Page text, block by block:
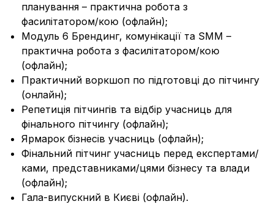
планування – практична робота з
фасилітатором/кою (офлайн);
Модуль 6 Брендинг, комунікації та SMM –
практична робота з фасилітатором/кою
(офлайн);
Практичний воркшоп по підготовці до пітчингу
(онлайн);
Репетиція пітчингів та відбір учасниць для
фінального пітчингу (офлайн);
Ярмарок бізнесів учасниць (офлайн);
Фінальний пітчинг учасниць перед експертами/
ками, представниками/цями бізнесу та влади
(офлайн);
Гала-випускний в Києві (офлайн).